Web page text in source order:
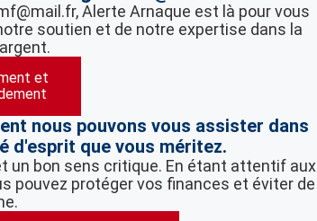
Alerte Arnaque est là pour vous
soutien et de notre expertise dans la
et
nous pouvons vous assister dans
d'esprit que vous méritez.
un bon sens critique. En étant attentif aux
pouvez protéger vos finances et éviter de